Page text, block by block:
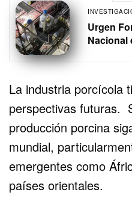
Urgen
Nacional
La industria porcícola
perspectivas futuras.
producción porcina
mundial,
emergentes como
países orientales.